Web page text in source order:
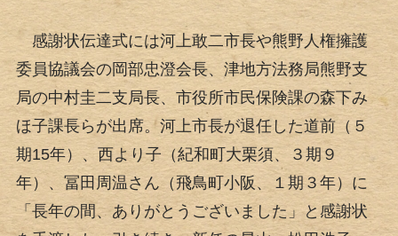
感謝状伝達式には河上敢二市長や熊野人権擁護
委員協議会の岡部忠澄会長、津地方法務局熊野支
局の中村圭二支局長、市役所市民保険課の森下み
ほ子課長らが出席。河上市長が退任した道前（５
期15年）、西より子（紀和町大栗須、３期９
年）、冨田周温さん（飛鳥町小阪、１期３年）に
「長年の間、ありがとうございました」と感謝状